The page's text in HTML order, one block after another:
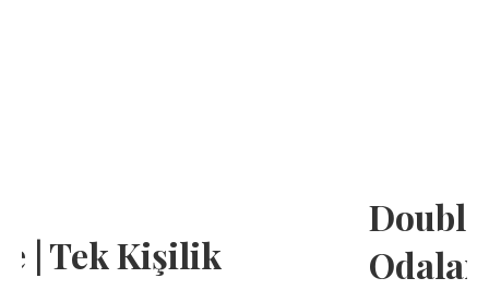
Double | Çift Kişilik
Odalar